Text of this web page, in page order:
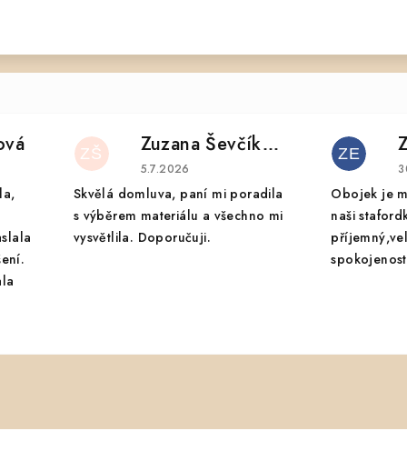
je 5 z 5 hvězdiček.
ZŠ Zuzana Ševčíková
Hodnocení obchodu je 5 z 5 hvězdiček.
5.7.2026
Skvělá domluva, paní mi poradila
s výběrem materiálu a všechno mi
vysvětlila. Doporučuji.
ZE
Obojek je
naši